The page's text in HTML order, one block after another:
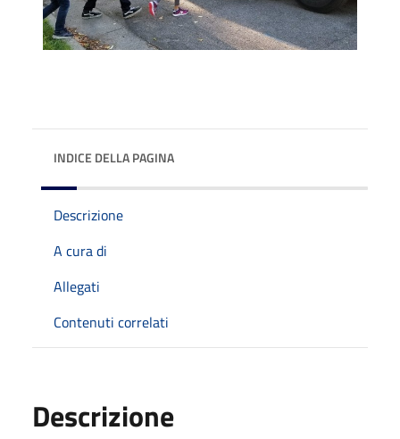
INDICE DELLA PAGINA
Descrizione
A cura di
Allegati
Contenuti correlati
Descrizione